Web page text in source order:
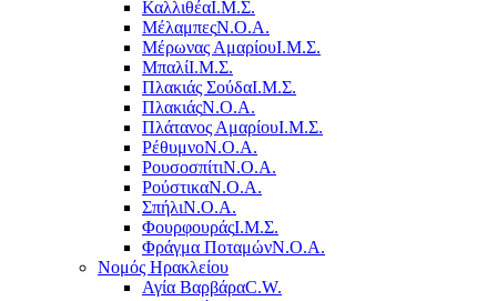
ΚαλλιθέαΙ.Μ.Σ.
ΜέλαμπεςΝ.Ο.Α.
Μέρωνας ΑμαρίουΙ.Μ.Σ.
ΜπαλίΙ.Μ.Σ.
Πλακιάς ΣούδαΙ.Μ.Σ.
ΠλακιάςΝ.Ο.Α.
Πλάτανος ΑμαρίουΙ.Μ.Σ.
ΡέθυμνοΝ.Ο.Α.
ΡουσοσπίτιΝ.Ο.Α.
ΡούστικαΝ.Ο.Α.
ΣπήλιΝ.Ο.Α.
ΦουρφουράςΙ.Μ.Σ.
Φράγμα ΠοταμώνΝ.Ο.Α.
Νομός Ηρακλείου
Αγία ΒαρβάραC.W.